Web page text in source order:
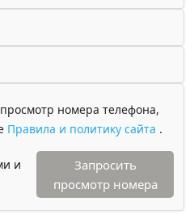
номера телефона,
Правила и политику сайта .
и
Запросить
просмотр номера